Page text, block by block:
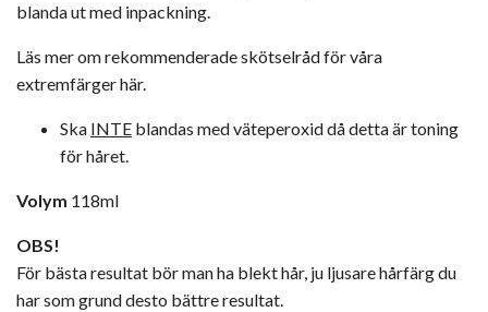
blanda ut med inpackning.
Läs mer om rekommenderadeskötselråd för våra
extremfärger här.
Ska INTE blandas med väteperoxid då detta är toning
för håret.
Volym 118ml
OBS!
För bästa resultat bör man ha blekt hår, ju ljusare hårfärg du
har som grund desto bättre resultat.